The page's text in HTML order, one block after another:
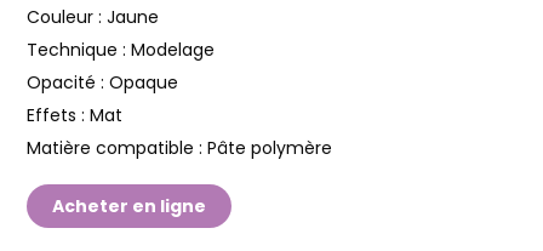
Couleur : Jaune
Technique : Modelage
Opacité : Opaque
Effets : Mat
Matière compatible : Pâte polymère
Acheter en ligne